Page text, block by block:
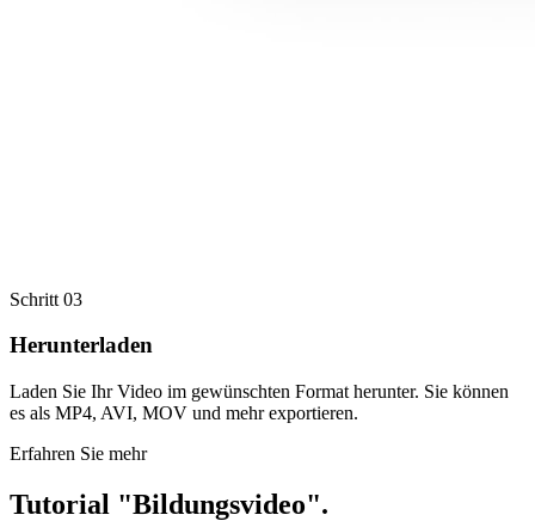
Schritt 03
Herunterladen
Laden Sie Ihr Video im gewünschten Format herunter. Sie können
es als MP4, AVI, MOV und mehr exportieren.
Erfahren Sie mehr
Tutorial "Bildungsvideo".